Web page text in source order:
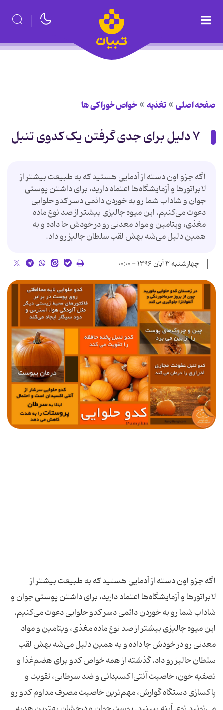
صفحه اصلی تغذیه خواص خوراكی ها
۷ دلیل برای جدی گرفتن یک کدوی تنبل
اگه جزو اون دسته از آدمایی هستید که به طبیعت بیشتر از
لابراتورها و آزمایشگاه‌ها اعتماد دارید، برای داشتن پوستی
جوان و شاداب شما رو به خوردن دائمی دسر کدو حلوایی
دعوت می‌کنیم. این میوه جالیزی بیشتر از صد نوع ماده
مغذی، ویتامین و مواد معدنی رو در خودش جا داده و به
همین دلیل می‎‌‌شه بهش لقب سلطان جالیز رو داد.
چهارشنبه ۳ آبان ۱۳۹۶ - ۰۰:۰۰
اگه جزو اون دسته از آدمایی هستید که به طبیعت بیشتر از
لابراتورها و آزمایشگاه‌ها اعتماد دارید، برای داشتن پوستی جوان و
شاداب شما رو به خوردن دائمی دسر کدو حلوایی دعوت می‌کنیم.
این میوه جالیزی بیشتر از صد نوع ماده مغذی، ویتامین و مواد
معدنی رو در خودش جا داده و به همین دلیل می‎‌‌شه بهش لقب
سلطان جالیز رو داد. گذشته از همه خواص کدو برای هضم‌غذا و
تصفیه خون، خاصیت آنتی‌اکسیدانی و ضد سرطانی، تقویت و
پاکسازی دستگاه گوارش، مهم‌ترین خاصیت مصرف مداوم کدو رو